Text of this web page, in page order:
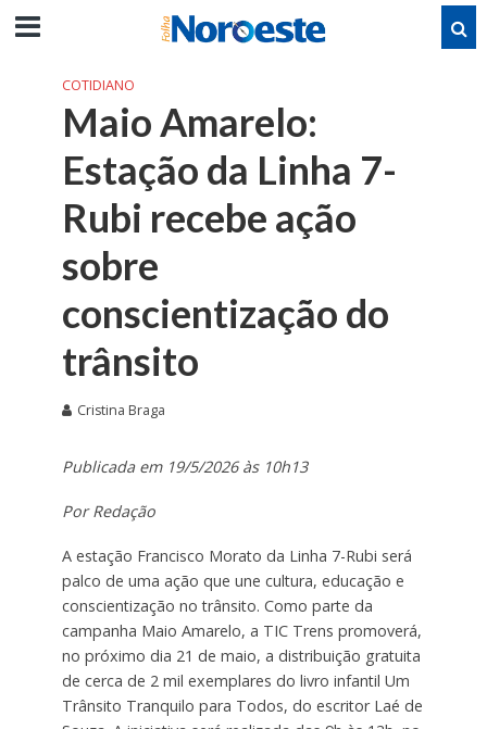
COTIDIANO
Maio Amarelo:
Estação da Linha 7-
Rubi recebe ação
sobre
conscientização do
trânsito
Cristina Braga
Publicada em 19/5/2026 às 10h13
Por Redação
A estação Francisco Morato da Linha 7-Rubi será
palco de uma ação que une cultura, educação e
conscientização no trânsito. Como parte da
campanha Maio Amarelo, a TIC Trens promoverá,
no próximo dia 21 de maio, a distribuição gratuita
de cerca de 2 mil exemplares do livro infantil Um
Trânsito Tranquilo para Todos, do escritor Laé de